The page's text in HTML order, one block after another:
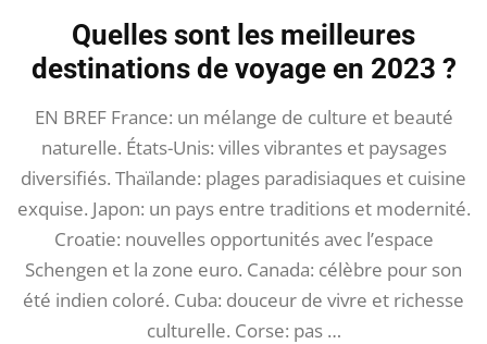
Quelles sont les meilleures
destinations de voyage en 2023 ?
EN BREF France: un mélange de culture et beauté
naturelle. États-Unis: villes vibrantes et paysages
diversifiés. Thaïlande: plages paradisiaques et cuisine
exquise. Japon: un pays entre traditions et modernité.
Croatie: nouvelles opportunités avec l’espace
Schengen et la zone euro. Canada: célèbre pour son
été indien coloré. Cuba: douceur de vivre et richesse
culturelle. Corse: pas …